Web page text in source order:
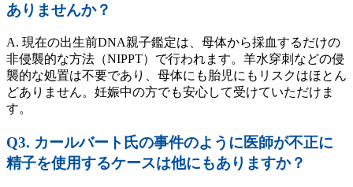
ありませんか？
A. 現在の出生前DNA親子鑑定は、母体から採血するだけの
非侵襲的な方法（NIPPT）で行われます。羊水穿刺などの侵
襲的な処置は不要であり、母体にも胎児にもリスクはほとん
どありません。妊娠中の方でも安心して受けていただけま
す。
Q3. カールバート氏の事件のように医師が不正に
精子を使用するケースは他にもありますか？